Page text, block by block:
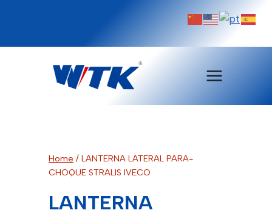
Home / LANTERNA LATERAL PARA-
CHOQUE STRALIS IVECO
LANTERNA